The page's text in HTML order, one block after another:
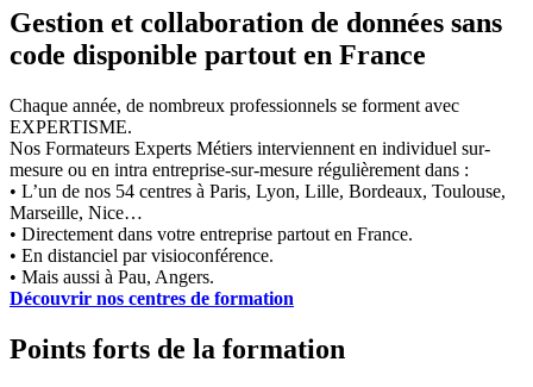
Gestion et collaboration de données sans
code disponible partout en France
Chaque année, de nombreux professionnels se forment avec
EXPERTISME.
Nos Formateurs Experts Métiers interviennent en individuel sur-
mesure ou en intra entreprise-sur-mesure régulièrement dans :
• L’un de nos 54 centres à Paris, Lyon, Lille, Bordeaux, Toulouse,
Marseille, Nice…
• Directement dans votre entreprise partout en France.
• En distanciel par visioconférence.
• Mais aussi à Pau, Angers.
Découvrir nos centres de formation
Points forts de la formation